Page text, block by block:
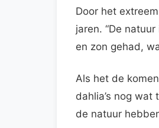
Door het
jaren. “De
en zon gehad,
Als het de
dahlia’s nog
de natuur